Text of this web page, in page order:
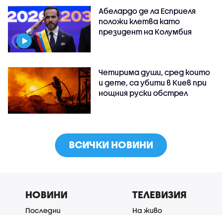
Абелардо де ла Есприеля
положи клетва като
президент на Колумбия
Четирима души, сред които
и дете, са убити в Киев при
нощния руски обстрел
ВСИЧКИ НОВИНИ
НОВИНИ
Последни
ТЕЛЕВИЗИЯ
На живо